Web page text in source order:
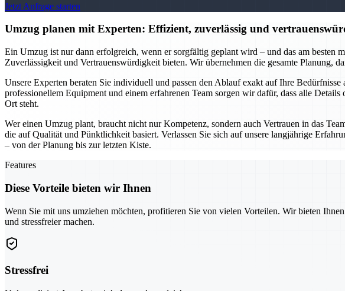
Jetzt Anfrage starten
Umzug planen mit Experten: Effizient, zuverlässig und
Ein Umzug ist nur dann erfolgreich, wenn er sorgfältig geplant wird – und das am besten
Zuverlässigkeit und Vertrauenswürdigkeit bieten. Wir übernehmen die gesamte Planung,
Unsere Experten beraten Sie individuell und passen den Ablauf exakt auf Ihre
professionellem Equipment und einem erfahrenen Team sorgen wir dafür, dass alle
Ort steht.
Wer einen Umzug plant, braucht nicht nur Kompetenz, sondern auch Vertrauen in das
die auf Qualität und Pünktlichkeit basiert. Verlassen Sie sich auf unsere langjährige
– von der Planung bis zur letzten Kiste.
Features
Diese Vorteile bieten wir Ihnen
Wenn Sie mit uns umziehen möchten, profitieren Sie von vielen Vorteilen. Wir bieten
und stressfreier machen.
Stressfrei